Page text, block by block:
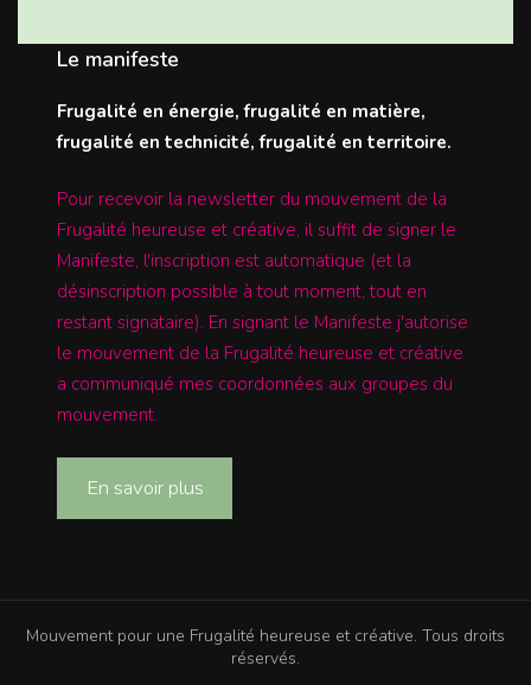
Le manifeste
Frugalité en énergie, frugalité en matière,
frugalité en technicité, frugalité en territoire.
Pour recevoir la newsletter du mouvement de la
Frugalité heureuse et créative, il suffit de signer le
Manifeste, l'inscription est automatique (et la
désinscription possible à tout moment, tout en
restant signataire). En signant le Manifeste j'autorise
le mouvement de la Frugalité heureuse et créative
a communiqué mes coordonnées aux groupes du
mouvement.
En savoir plus
Mouvement pour une Frugalité heureuse et créative. Tous droits
réservés.